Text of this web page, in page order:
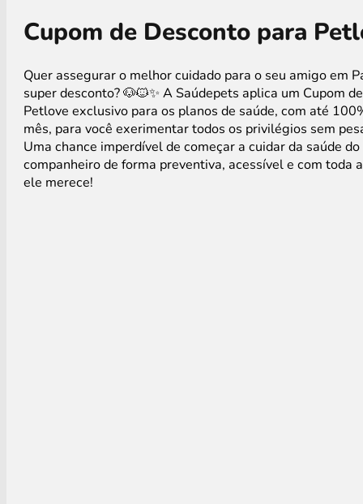
Cupom de Desconto para
Quer assegurar o melhor cuidado para o seu amigo em
super desconto? 🐶🐱✨ A Saúdepets aplica um Cupom
Petlove exclusivo para os planos de saúde, com até
mês, para você exerimentar todos os privilégios sem
Uma chance imperdível de começar a cuidar da saúde do
companheiro de forma preventiva, acessível e com toda
ele merece!